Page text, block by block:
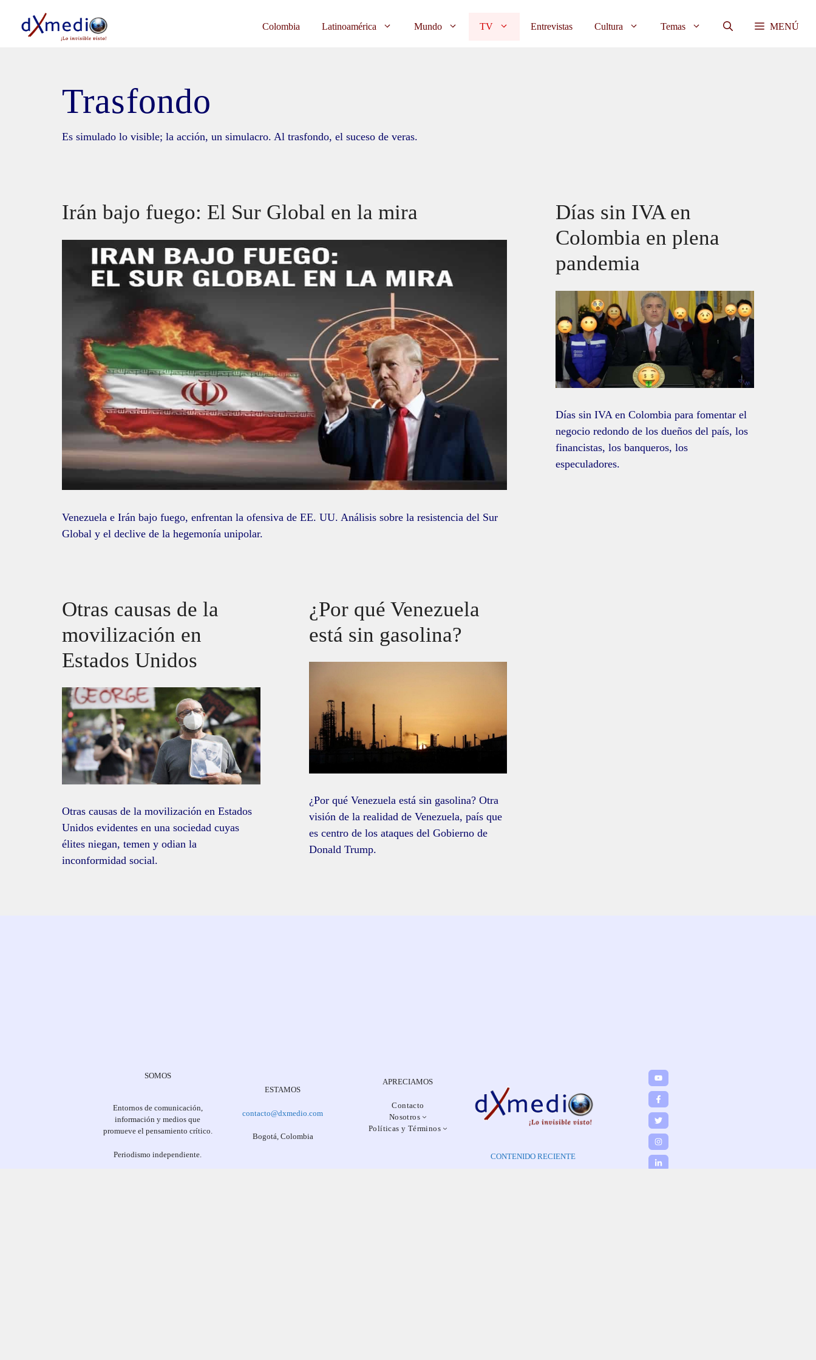
contenido
Colombia Latinoamérica Mundo TV Entrevistas Cultura Temas MENÚ
Trasfondo
Es simulado lo visible; la acción, un simulacro. Al trasfondo, el suceso de veras.
Irán bajo fuego: El Sur Global en la mira
Venezuela e Irán bajo fuego, enfrentan la ofensiva de EE. UU. Análisis sobre la resistencia del Sur
Global y el declive de la hegemonía unipolar.
Días sin IVA en
Colombia en plena
pandemia
Días sin IVA en Colombia para fomentar el
negocio redondo de los dueños del país, los
financistas, los banqueros, los
especuladores.
Otras causas de la
movilización en
Estados Unidos
Otras causas de la movilización en Estados
Unidos evidentes en una sociedad cuyas
élites niegan, temen y odian la
inconformidad social.
¿Por qué Venezuela
está sin gasolina?
¿Por qué Venezuela está sin gasolina? Otra
visión de la realidad de Venezuela, país que
es centro de los ataques del Gobierno de
Donald Trump.
SOMOS
Entornos de comunicación,
información y medios que
promueve el pensamiento crítico.
Periodismo independiente.
ESTAMOS
contacto@dxmedio.com
Bogotá, Colombia
APRECIAMOS
Contacto
Nosotros
Políticas y Términos
CONTENIDO RECIENTE